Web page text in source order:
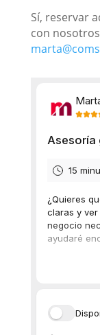
Sí, reservar
con